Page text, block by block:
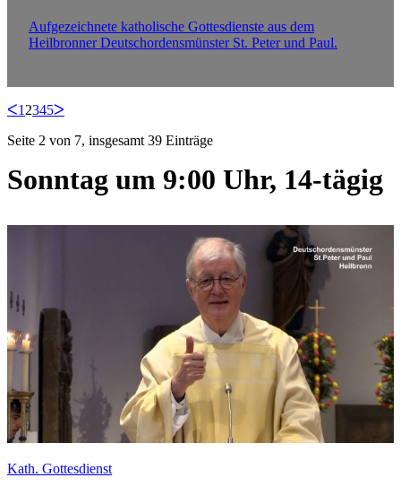
Aufgezeichnete katholische Gottesdienste aus dem
Heilbronner Deutschordensmünster St. Peter und Paul.
ᐸ1 2345ᐳ
Seite 2 von 7, insgesamt 39 Einträge
Sonntag um 9:00 Uhr, 14-tägig
Kath. Gottesdienst